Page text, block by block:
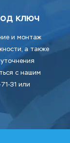
ключ
и монтаж
а также
с нашим
31 или